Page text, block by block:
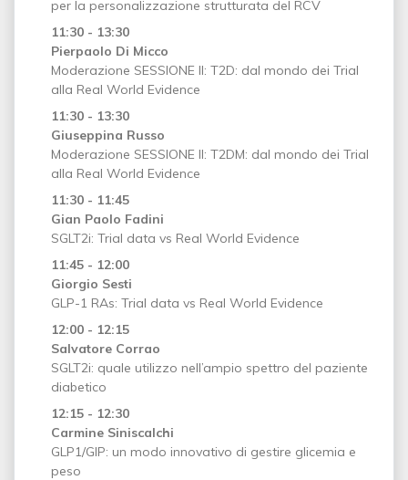
per la personalizzazione strutturata del RCV
11:30 - 13:30
Pierpaolo Di Micco
Moderazione SESSIONE II: T2D: dal mondo dei Trial
alla Real World Evidence
11:30 - 13:30
Giuseppina Russo
Moderazione SESSIONE II: T2DM: dal mondo dei Trial
alla Real World Evidence
11:30 - 11:45
Gian Paolo Fadini
SGLT2i: Trial data vs Real World Evidence
11:45 - 12:00
Giorgio Sesti
GLP-1 RAs: Trial data vs Real World Evidence
12:00 - 12:15
Salvatore Corrao
SGLT2i: quale utilizzo nell’ampio spettro del paziente
diabetico
12:15 - 12:30
Carmine Siniscalchi
GLP1/GIP: un modo innovativo di gestire glicemia e
peso